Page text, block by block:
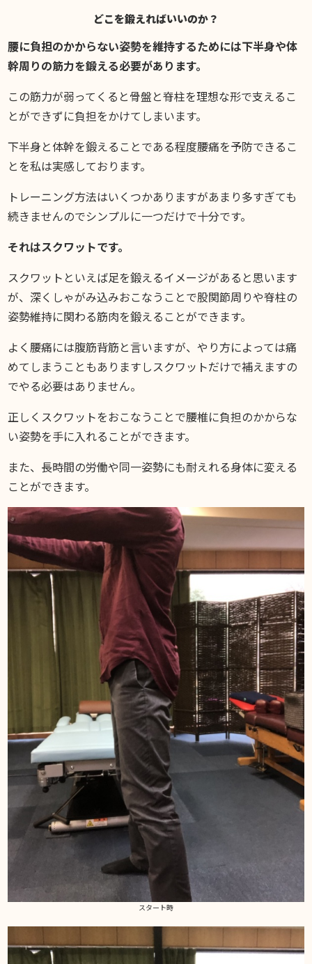
どこを鍛えればいいのか？
腰に負担のかからない姿勢を維持するためには下半身や体
幹周りの筋力を鍛える必要があります。
この筋力が弱ってくると骨盤と脊柱を理想な形で支えるこ
とができずに負担をかけてしまいます。
下半身と体幹を鍛えることである程度腰痛を予防できるこ
とを私は実感しております。
トレーニング方法はいくつかありますがあまり多すぎても
続きませんのでシンプルに一つだけで十分です。
それはスクワットです。
スクワットといえば足を鍛えるイメージがあると思います
が、深くしゃがみ込みおこなうことで股関節周りや脊柱の
姿勢維持に関わる筋肉を鍛えることができます。
よく腰痛には腹筋背筋と言いますが、やり方によっては痛
めてしまうこともありますしスクワットだけで補えますの
でやる必要はありません。
正しくスクワットをおこなうことで腰椎に負担のかからな
い姿勢を手に入れることができます。
また、長時間の労働や同一姿勢にも耐えれる身体に変える
ことができます。
スタート時